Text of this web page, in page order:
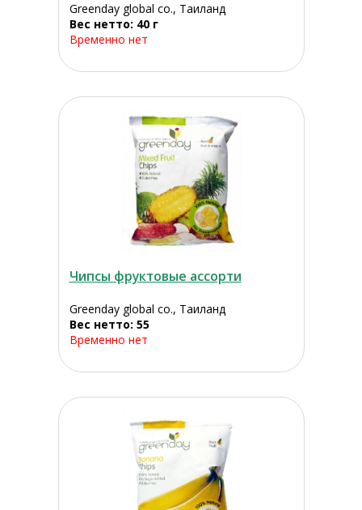
Greenday global co., Таиланд
Вес нетто: 40 г
Временно нет
Чипсы фруктовые ассорти
Greenday global co., Таиланд
Вес нетто: 55
Временно нет